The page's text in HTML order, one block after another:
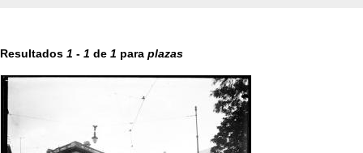
Resultados 1 - 1 de 1 para plazas